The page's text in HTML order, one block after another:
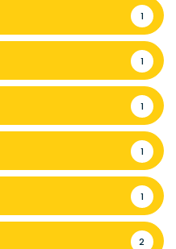
1
1
1
1
1
2